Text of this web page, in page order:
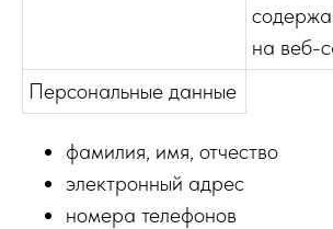
на веб-
Персональные данные
фамилия, имя, отчество
электронный адрес
номера телефонов